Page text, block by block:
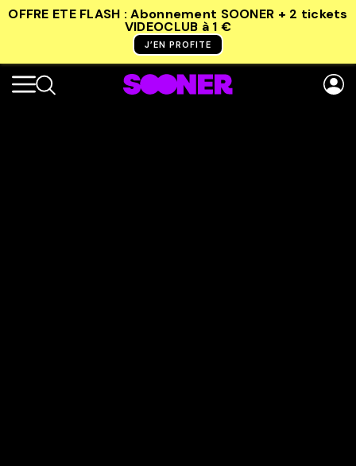
OFFRE ETE FLASH : Abonnement SOONER + 2 tickets
VIDEOCLUB à 1 €
J’EN PROFITE